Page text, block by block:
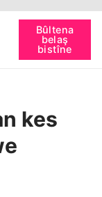
Bûltena
belaş
bistîne
kes